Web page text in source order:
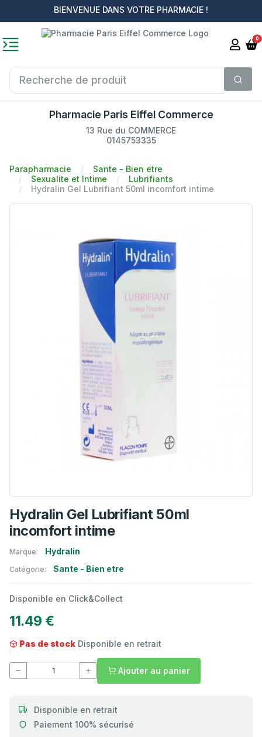
BIENVENUE DANS VOTRE PHARMACIE !
0
Pharmacie Paris Eiffel Commerce
13 Rue du COMMERCE
0145753335
Parapharmacie
Sante - Bien etre
Sexualite et Intime
Lubrifiants
Hydralin Gel Lubrifiant 50ml incomfort intime
Hydralin Gel Lubrifiant 50ml
incomfort intime
Marque: Hydralin
Catégorie: Sante - Bien etre
Disponible en Click&Collect
11.49 €
Pas de stock Disponible en retrait
Ajouter au panier
Disponible en retrait
Paiement 100% sécurisé